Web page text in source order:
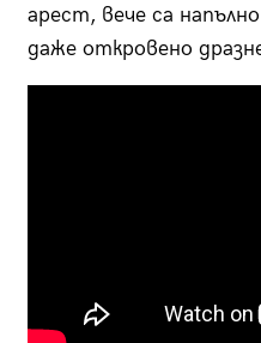
арест, вече са
даже откровено